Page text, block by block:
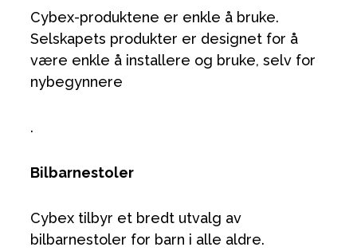
Cybex-produktene er enkle å bruke.
Selskapets produkter er designet for å
være enkle å installere og bruke, selv for
nybegynnere
.
Bilbarnestoler
Cybex tilbyr et bredt utvalg av
bilbarnestoler for barn i alle aldre.